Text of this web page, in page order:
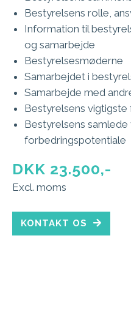
Bestyrelsens rolle,
Information til
og samarbejde
Bestyrelsesmøderne
Samarbejdet i
Samarbejde med
Bestyrelsens
Bestyrelsens
forbedringspotentiale
DKK 23.500,-
Excl. moms
KONTAKT OS